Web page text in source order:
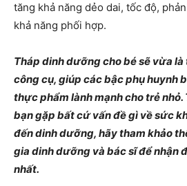
tăng khả năng dẻo dai, tốc độ,
khả năng phối hợp.
Tháp dinh dưỡng cho bé sẽ vừa là
công cụ, giúp các bậc phụ huynh
thực phẩm lành mạnh cho trẻ nhỏ.
bạn gặp bất cứ vấn đề gì về sức
đến dinh dưỡng, hãy tham khảo
gia dinh dưỡng và bác sĩ để nhận
nhất.